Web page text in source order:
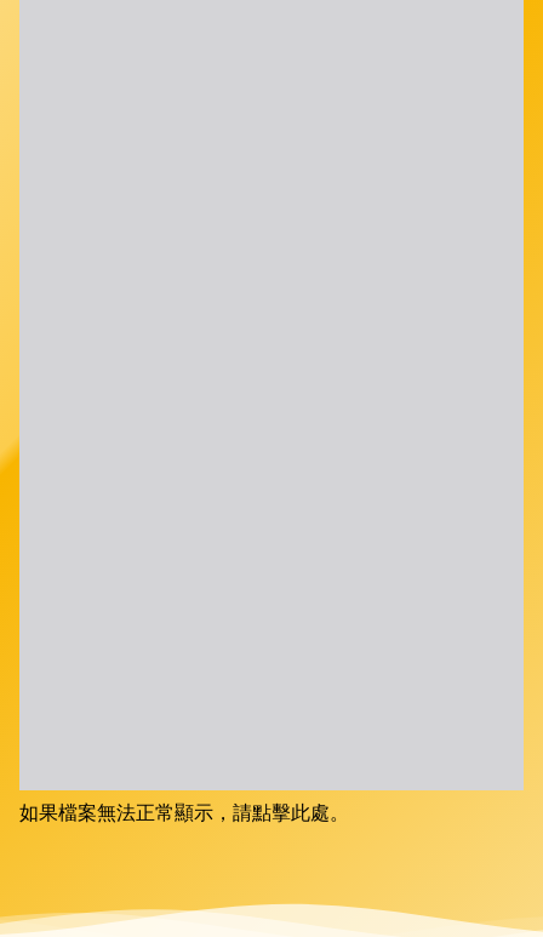
如果檔案無法正常顯示，請點擊此處。